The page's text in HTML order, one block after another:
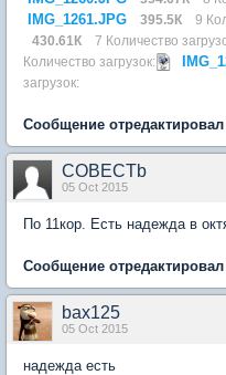
IMG_1261.JPG 395.5К 9
430.61К 7 Количество
Количество загрузок:
загрузок:
Сообщение
COBECTb
05 Oct 2015
По 11кор. Есть надежда в
Сообщение
bax125
05 Oct 2015
надежда есть